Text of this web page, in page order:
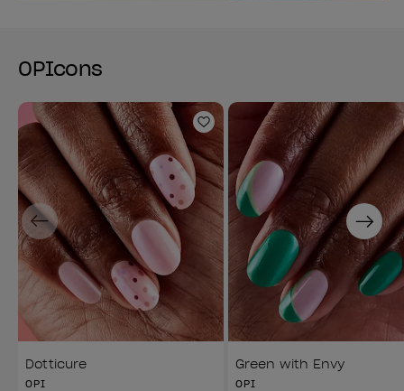
OPIcons
Ajouter aux favoris
Dotticure
OPI
Green with Envy
OPI
Previous Next